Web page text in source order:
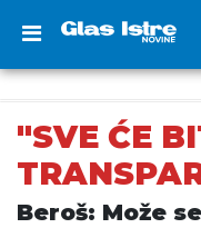
"SVE ĆE
Beroš: Može